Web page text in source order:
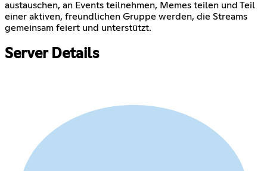
austauschen, an Events teilnehmen, Memes teilen und Teil
einer aktiven, freundlichen Gruppe werden, die Streams
gemeinsam feiert und unterstützt.
Server Details